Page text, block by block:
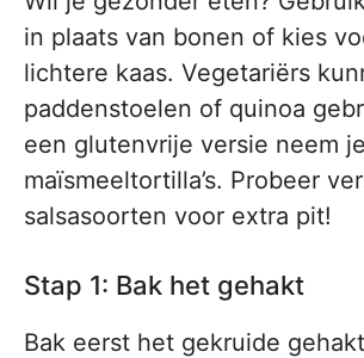
in plaats van bonen of kies
lichtere kaas. Vegetariërs
paddenstoelen of quinoa
een glutenvrije versie neem je
maïsmeeltortilla’s. Probeer
salsasoorten voor extra pit!
Stap 1: Bak het gehakt
Bak eerst het gekruide